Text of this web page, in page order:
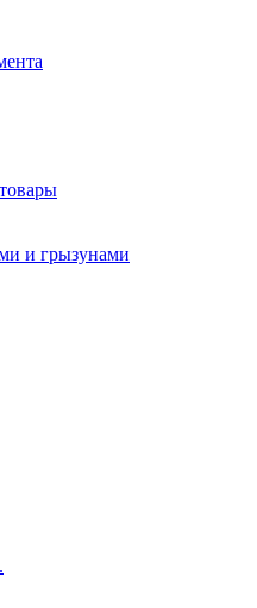
и грызунами